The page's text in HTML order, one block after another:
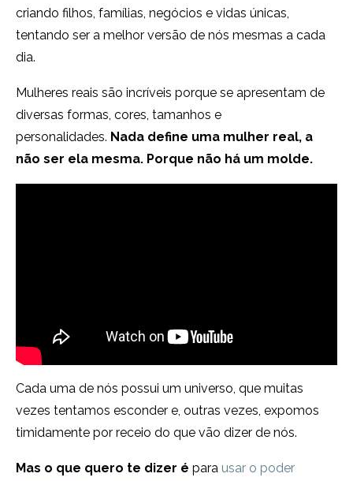
criando filhos, famílias, negócios e vidas únicas,
tentando ser a melhor versão de nós mesmas a cada
dia.
Mulheres reais são incríveis porque se apresentam de
diversas formas, cores, tamanhos e
personalidades. Nada define uma mulher real, a
não ser ela mesma. Porque não há um molde.
Cada uma de nós possui um universo, que muitas
vezes tentamos esconder e, outras vezes, expomos
timidamente por receio do que vão dizer de nós.
Mas o que quero te dizer é para usar o poder